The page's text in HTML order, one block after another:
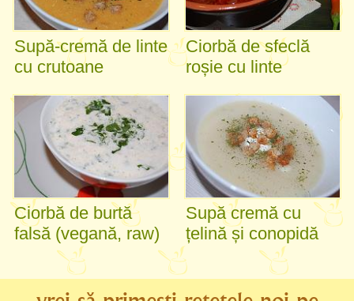
Supă-cremă de linte
cu crutoane
Ciorbă de sfeclă
roșie cu linte
Ciorbă de burtă
falsă (vegană, raw)
Supă cremă cu
țelină și conopidă